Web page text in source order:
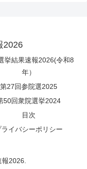
2026
挙結果速報2026(令和8
年）
第27回参院選2025
50回衆院選挙2024
目次
ライバシーポリシー
2026.